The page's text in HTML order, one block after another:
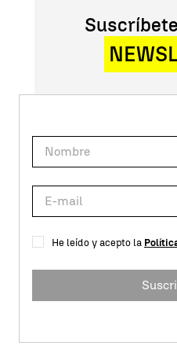
He leído y acepto la